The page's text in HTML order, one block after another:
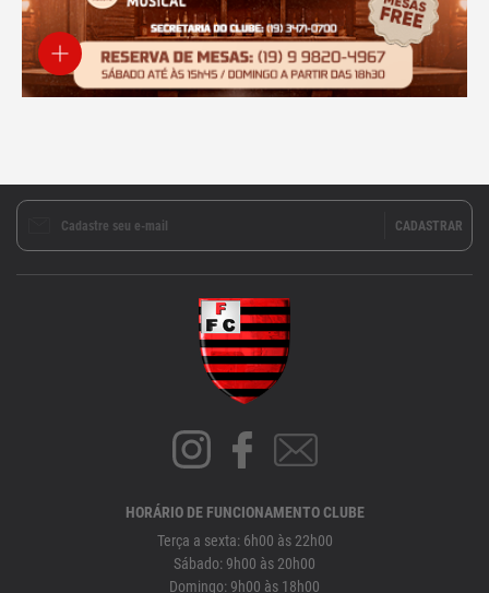
HORÁRIO DE FUNCIONAMENTO CLUBE
Terça a sexta: 6h00 às 22h00
Sábado: 9h00 às 20h00
Domingo: 9h00 às 18h00